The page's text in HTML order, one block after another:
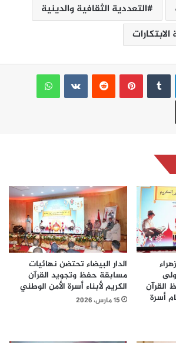
التعددية الثقافية والدينية
لينكدإن بينتيريست
واتساب
طباعة
القرآن
أسرة
الدار البيضاء تحتضن نهائيات
مسابقة حفظ وتجويد القرآن
الكريم لأبناء أسرة الأمن الوطني
15 مارس، 2026